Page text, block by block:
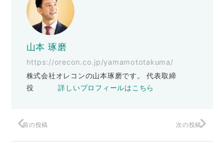
山本 琢磨
https://orecon.co.jp/yamamototakuma/
株式会社オレコンの山本琢磨です。 代表取締
役詳しいプロフィールはこちら
前の投稿 次の投稿